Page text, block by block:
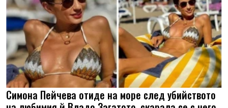
Симона Пейчева отиде на море след убийството